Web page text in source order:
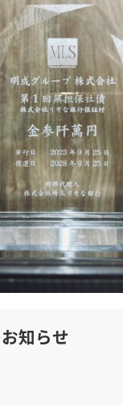
知らせ